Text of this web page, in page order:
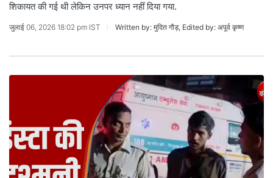
शिकायत की गई थी लेकिन उनपर ध्यान नहीं दिया गया.
जुलाई 06, 2026 18:02 pm IST Written by: मुदित गौड़, Edited by: अपूर्व कृष्ण